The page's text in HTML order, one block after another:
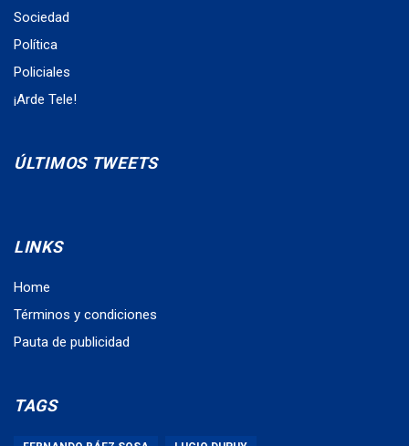
Sociedad
Política
Policiales
¡Arde Tele!
ÚLTIMOS TWEETS
LINKS
Home
Términos y condiciones
Pauta de publicidad
TAGS